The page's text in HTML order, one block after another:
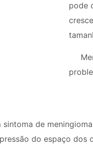
pode
sintoma de
do espaço dos